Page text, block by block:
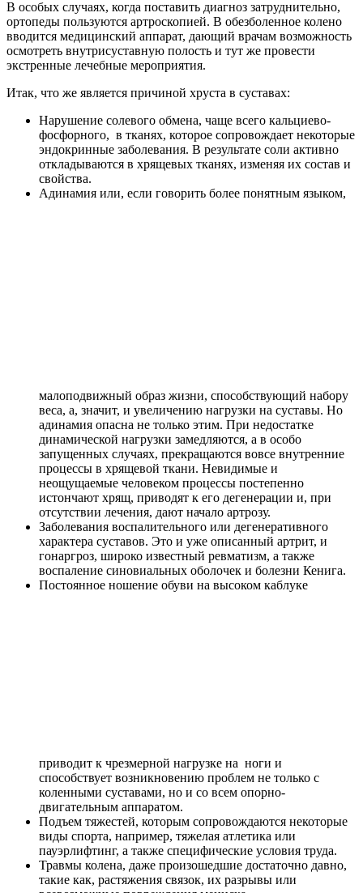
В особых случаях, когда поставить диагноз затруднительно,
ортопеды пользуются артроскопией. В обезболенное колено
вводится медицинский аппарат, дающий врачам возможность
осмотреть внутрисуставную полость и тут же провести
экстренные лечебные мероприятия.
Итак, что же является причиной хруста в суставах:
Нарушение солевого обмена, чаще всего кальциево-
фосфорного, в тканях, которое сопровождает некоторые
эндокринные заболевания. В результате соли активно
откладываются в хрящевых тканях, изменяя их состав и
свойства.
Адинамия или, если говорить более понятным языком,
малоподвижный образ жизни, способствующий набору
веса, а, значит, и увеличению нагрузки на суставы. Но
адинамия опасна не только этим. При недостатке
динамической нагрузки замедляются, а в особо
запущенных случаях, прекращаются вовсе внутренние
процессы в хрящевой ткани. Невидимые и
неощущаемые человеком процессы постепенно
истончают хрящ, приводят к его дегенерации и, при
отсутствии лечения, дают начало артрозу.
Заболевания воспалительного или дегенеративного
характера суставов. Это и уже описанный артрит, и
гонаргроз, широко известный ревматизм, а также
воспаление синовиальных оболочек и болезни Кенига.
Постоянное ношение обуви на высоком каблуке
приводит к чрезмерной нагрузке на ноги и
способствует возникновению проблем не только с
коленными суставами, но и со всем опорно-
двигательным аппаратом.
Подъем тяжестей, которым сопровождаются некоторые
виды спорта, например, тяжелая атлетика или
пауэрлифтинг, а также специфические условия труда.
Травмы колена, даже произошедшие достаточно давно,
такие как, растяжения связок, их разрывы или